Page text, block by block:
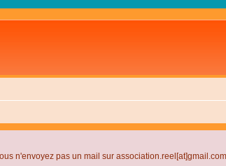
n'envoyez pas un mail sur